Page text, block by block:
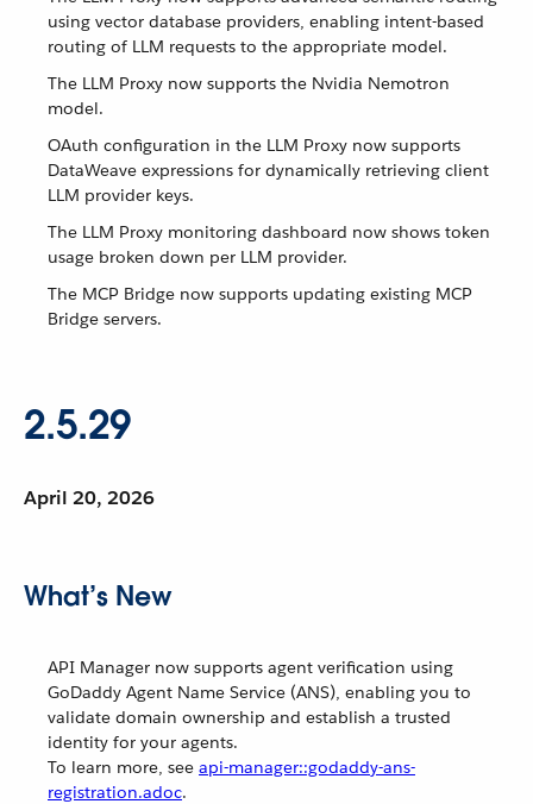
using vector database providers, enabling intent-based
routing of LLM requests to the appropriate model.
The LLM Proxy now supports the Nvidia Nemotron
model.
OAuth configuration in the LLM Proxy now supports
DataWeave expressions for dynamically retrieving client
LLM provider keys.
The LLM Proxy monitoring dashboard now shows token
usage broken down per LLM provider.
The MCP Bridge now supports updating existing MCP
Bridge servers.
2.5.29
April 20, 2026
What’s New
API Manager now supports agent verification using
GoDaddy Agent Name Service (ANS), enabling you to
validate domain ownership and establish a trusted
identity for your agents.
To learn more, see api-manager::godaddy-ans-
registration.adoc.